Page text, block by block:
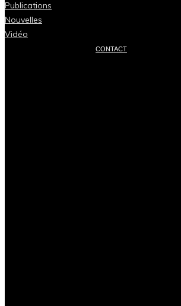
Publications
Nouvelles
Vidéo
CONTACT